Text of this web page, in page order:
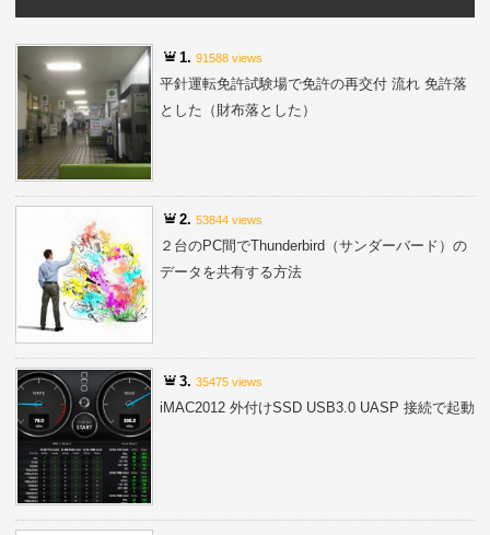
1.91588 views
平針運転免許試験場で免許の再交付 流れ 免許落
とした（財布落とした）
2.53844 views
２台のPC間でThunderbird（サンダーバード）の
データを共有する方法
3.35475 views
iMAC2012 外付けSSD USB3.0 UASP 接続で起動